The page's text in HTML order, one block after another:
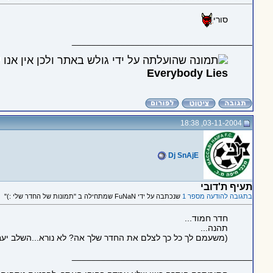
סורי
Everybody Lies
03-11-2004, 18:38
Dj SnAjE
תעיף ת'דובי
בתגובה להודעה מספר 1 שנכתבה על ידי FuNaN שמתחילה ב "תמונות של החדר שלי :)"
חדר חמוד...
תהנה...
(משעמם לך כל כך לצלם את החדר שלך אה? לא נורא...השלב